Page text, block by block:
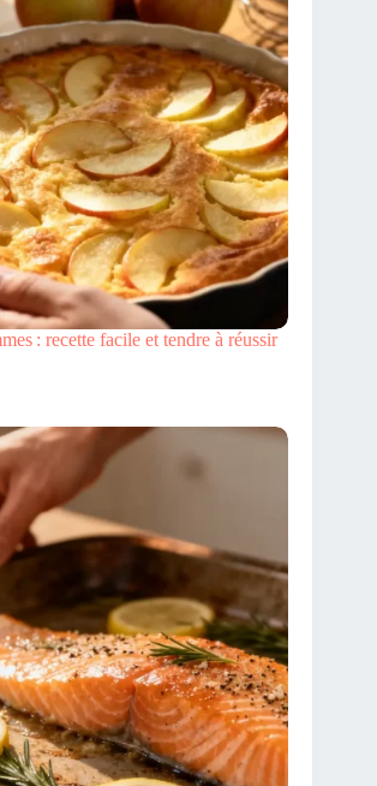
: recette facile et tendre à réussir